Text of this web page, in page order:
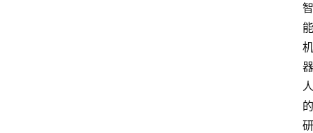
智
能
机
器
人
的
研